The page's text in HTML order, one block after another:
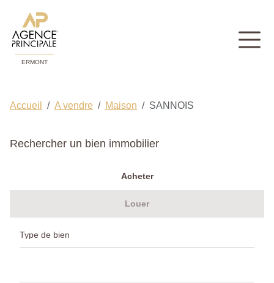
ERMONT
Accueil A vendre Maison SANNOIS
Rechercher un bien immobilier
Acheter
Louer